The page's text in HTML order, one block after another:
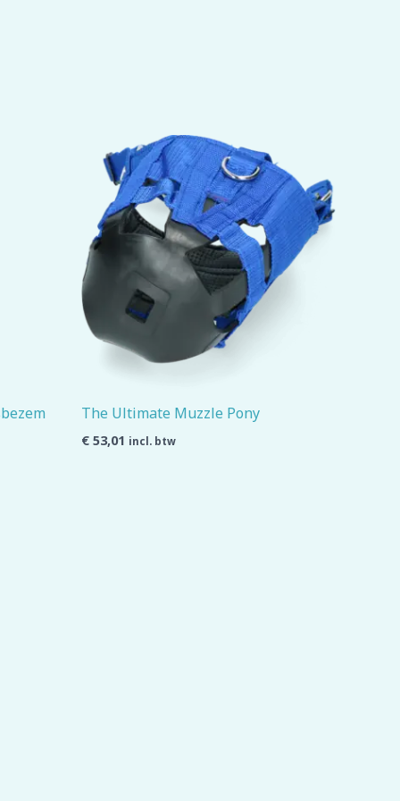
The Ultimate Muzzle Pony
€ 53,01 incl. btw